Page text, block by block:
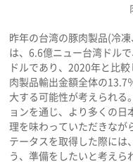
昨年の台湾の豚肉製品(冷
は、6.6億ニュー台湾ドル
ドルであり、2020年と比
肉製品輸出金額全体の13.7
大する可能性が考えられる
ョンを通じ、より多くの
理を味わっていただきなが
テータスを取得した際には
う、準備をしたいと考えら